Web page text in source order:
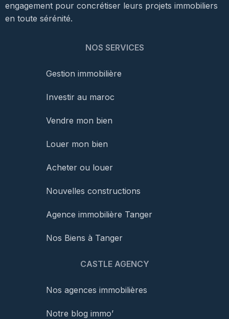
engagement pour concrétiser leurs projets immobiliers
en toute sérénité.
NOS SERVICES
Gestion immobilière
Investir au maroc
Vendre mon bien
Louer mon bien
Acheter ou louer
Nouvelles constructions
Agence immobilière Tanger
Nos Biens à Tanger
CASTLE AGENCY
Nos agences immobilières
Notre blog immo’